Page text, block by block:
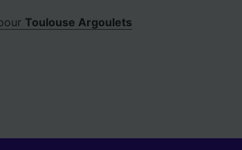
Toulouse Argoulets